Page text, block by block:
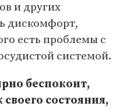
и других
дискомфорт,
есть проблемы с
системой.
беспокоит,
состояния,